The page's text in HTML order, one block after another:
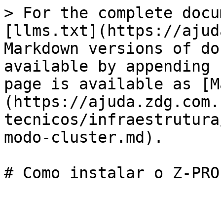
> For the complete
[llms.txt](https://
Markdown versions of
available by
page is available as
(https://
tecnicos/
modo-cluster.md).
# Como instalar o Z-